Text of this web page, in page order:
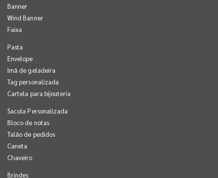
Banner
Wind Banner
Faixa
Pasta
Envelope
Imã de geladeira
Tag personalizada
Cartela para bijouteria
Sacola Personalizada
Bloco de notas
Talão de pedidos
Caneta
Chaveiro
Brindes